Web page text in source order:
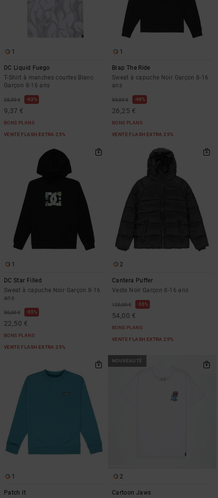
1
DC Liquid Fuego
T-Shirt à manches courtes Blanc
Garçon 8-16 ans
25,00 € 63%
9,37 €
BONS PLANS
VENTE FLASH EXTRA 25%
1
Brap The Ride
Sweat à capuche Noir Garçon 8-16
ans
50,00 € 48%
26,25 €
BONS PLANS
VENTE FLASH EXTRA 25%
1
DC Star Filled
Sweat à capuche Noir Garçon 8-16
ans
50,00 € 55%
22,50 €
BONS PLANS
VENTE FLASH EXTRA 25%
2
Cantera Puffer
Veste Noir Garçon 8-16 ans
120,00 € 55%
54,00 €
BONS PLANS
VENTE FLASH EXTRA 25%
1
Patch It
NOUVEAUTÉ
2
Cartoon Jaws